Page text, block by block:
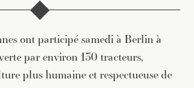
ont participé samedi à Berlin à
par environ 130 tracteurs,
plus humaine et respectueuse de